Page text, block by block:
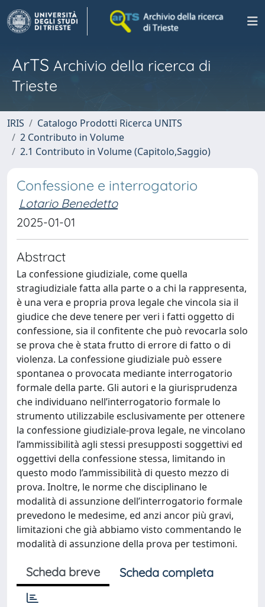
ArTS Archivio della ricerca di
Trieste
IRIS
Catalogo Prodotti Ricerca UNITS
2 Contributo in Volume
2.1 Contributo in Volume (Capitolo,Saggio)
Confessione e interrogatorio
Lotario Benedetto
2025-01-01
Abstract
La confessione giudiziale, come quella
stragiudiziale fatta alla parte o a chi la rappresenta,
è una vera e propria prova legale che vincola sia il
giudice che deve tenere per veri i fatti oggetto di
confessione, sia il confitente che può revocarla solo
se prova che è stata frutto di errore di fatto o di
violenza. La confessione giudiziale può essere
spontanea o provocata mediante interrogatorio
formale della parte. Gli autori e la giurisprudenza
che individuano nell’interrogatorio formale lo
strumento utilizzabile esclusivamente per ottenere
la confessione giudiziale-prova legale, ne vincolano
l’ammissibilità agli stessi presupposti soggettivi ed
oggettivi della confessione stessa, limitando in
questo modo l’ammissibilità di questo mezzo di
prova. Inoltre, le norme che disciplinano le
modalità di assunzione dell’interrogatorio formale
prevedono le medesime, ed anzi ancor più gravi,
limitazioni che già abbiamo visto commentando le
modalità di assunzione della prova per testimoni.
Scheda breve Scheda completa